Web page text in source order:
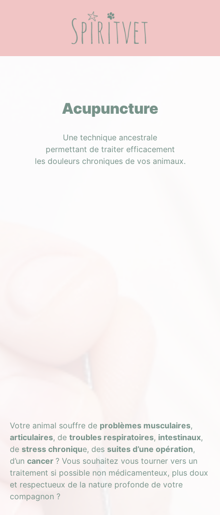
Acupuncture
Une technique ancestrale
permettant de traiter efficacement
les douleurs chroniques de vos animaux.
Votre animal souffre de problèmes musculaires,
articulaires, de troubles respiratoires, intestinaux,
de stress chronique, des suites d’une opération,
d’un cancer ? Vous souhaitez vous tourner vers un
traitement si possible non médicamenteux, plus doux
et respectueux de la nature profonde de votre
compagnon ?